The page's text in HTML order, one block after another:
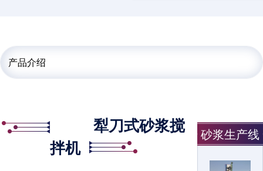
产品介绍
犁刀式砂浆搅
拌机
砂浆生产线